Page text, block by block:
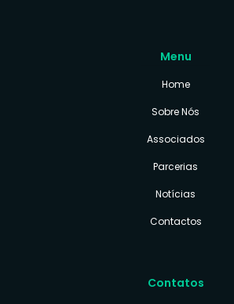
Menu
Home
Sobre Nós
Associados
Parcerias
Notícias
Contactos
Contatos